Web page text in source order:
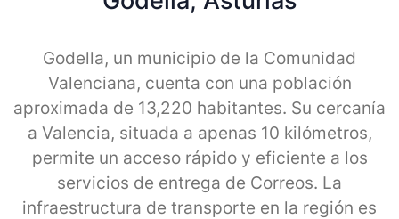
Godella, un municipio de la Comunidad
Valenciana, cuenta con una población
aproximada de 13,220 habitantes. Su cercanía
a Valencia, situada a apenas 10 kilómetros,
permite un acceso rápido y eficiente a los
servicios de entrega de Correos. La
infraestructura de transporte en la región es